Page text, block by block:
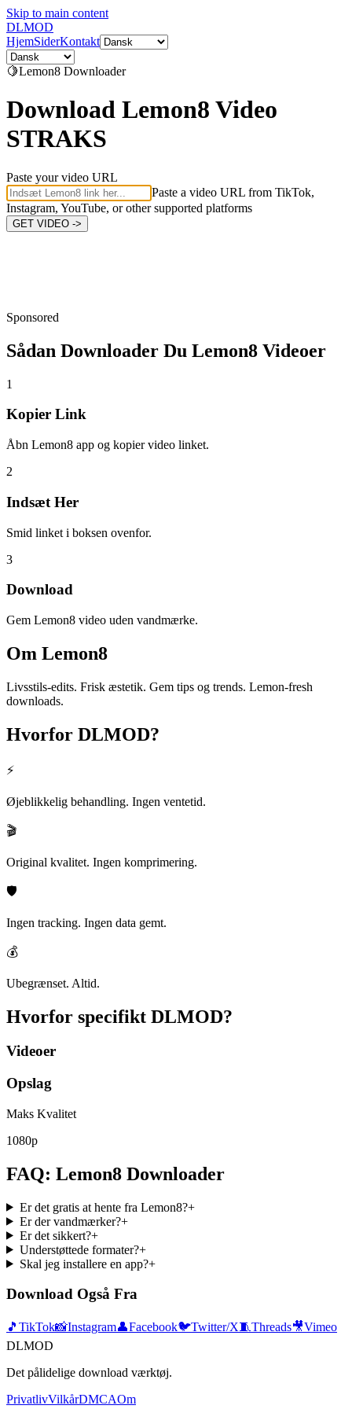
Skip to main content
DLMOD
HjemSiderKontakt
🍋Lemon8 Downloader
Download Lemon8 Video
STRAKS
Paste your video URL
Paste a video URL from TikTok,
Instagram, YouTube, or other supported platforms
GET VIDEO ->
Sponsored
Sådan Downloader Du Lemon8 Videoer
1
Kopier Link
Åbn Lemon8 app og kopier video linket.
2
Indsæt Her
Smid linket i boksen ovenfor.
3
Download
Gem Lemon8 video uden vandmærke.
Om Lemon8
Livsstils-edits. Frisk æstetik. Gem tips og trends. Lemon-fresh
downloads.
Hvorfor DLMOD?
⚡
Øjeblikkelig behandling. Ingen ventetid.
🎬
Original kvalitet. Ingen komprimering.
🛡️
Ingen tracking. Ingen data gemt.
💰
Ubegrænset. Altid.
Hvorfor specifikt DLMOD?
Videoer
Opslag
Maks Kvalitet
1080p
FAQ: Lemon8 Downloader
Er det gratis at hente fra Lemon8?+
Er der vandmærker?+
Er det sikkert?+
Understøttede formater?+
Skal jeg installere en app?+
Download Også Fra
🎵 TikTok📸Instagram👤Facebook🐦Twitter/X🧵Threads🎥Vimeo
DLMOD
Det pålidelige download værktøj.
PrivatlivVilkårDMCAOm